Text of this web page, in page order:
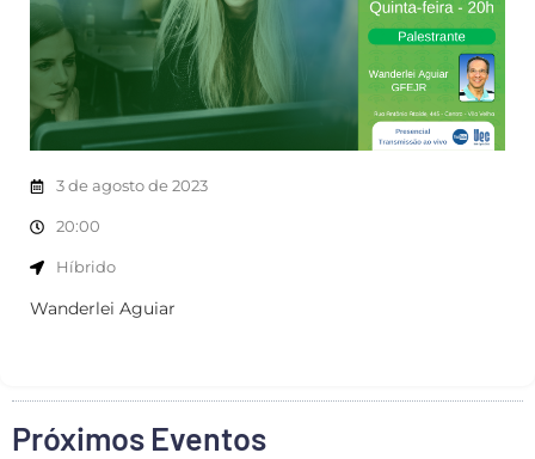
3 de agosto de 2023
20:00
Híbrido
Wanderlei Aguiar
Próximos Eventos